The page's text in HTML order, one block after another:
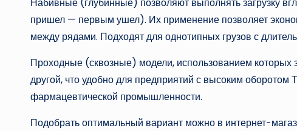
Набивные (глубинные) позволяют выполнять загрузку
пришел — первым ушел). Их применение позволяет
между рядами. Подходят для однотипных грузов с
Проходные (сквозные) модели, использованием которых
другой, что удобно для предприятий с высоким
фармацевтической промышленности.
Подобрать оптимальный вариант можно в интернет-